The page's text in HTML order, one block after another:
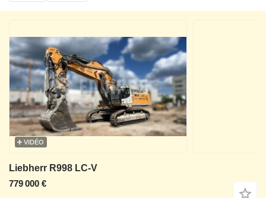
VIDÉO
Liebherr R998 LC-V
779 000 €